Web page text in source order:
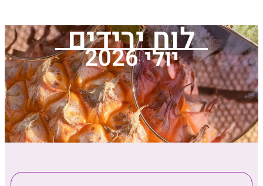
לוח ירידים
יולי 2026